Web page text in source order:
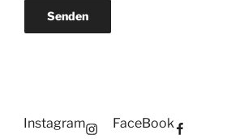
Instagram FaceBook